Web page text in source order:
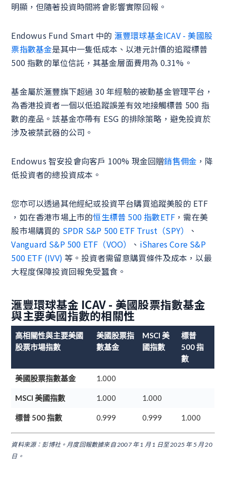
明顯，但隨著投資時間將會影響實際回報。
Endowus Fund Smart 中的 滙豐環球基金ICAV - 美國股
票指數基金是其中一隻低成本、以港元計價的追蹤標普
500 指數的單位信託，其基金層面費用為 0.31%。
基金屬於滙豐旗下超過 30 年經驗的被動基金管理平台，
為香港投資者一個以低追蹤誤差有效地接觸標普 500 指
數的產品。該基金亦帶有 ESG 的排除策略，避免投資於
涉及被禁武器的公司。
Endowus 智安投會向客戶 100% 現金回贈銷售佣金 ，降
低投資者的總投資成本。
您亦可以透過其他經紀或投資平台購買追蹤美股的 ETF
，如在香港市場上市的恒生標普 500 指數ETF ，需在美
股市場購買的 SPDR S&P 500 ETF Trust（SPY）
、
Vanguard S&P 500 ETF（VOO）
、 iShares Core S&P
500 ETF (IVV) 等。投資者需留意購買條件及成本，以最
大程度保障投資回報免受蠶食。
滙豐環球基金 ICAV - 美國股票指數基金
與主要美國指數的相關性
高相關性與主要美國
股票市場指數
美國股票指
數基金
MSCI 美
國指數
標普
500 指
數
美國股票指數基金 1.000
MSCI 美國指數 1.000 1.000
標普 500 指數 0.999 0.999 1.000
資料來源：彭博社。月度回報數據來自 2007 年 1 月 1 日至 2025 年 5 月 20
日。